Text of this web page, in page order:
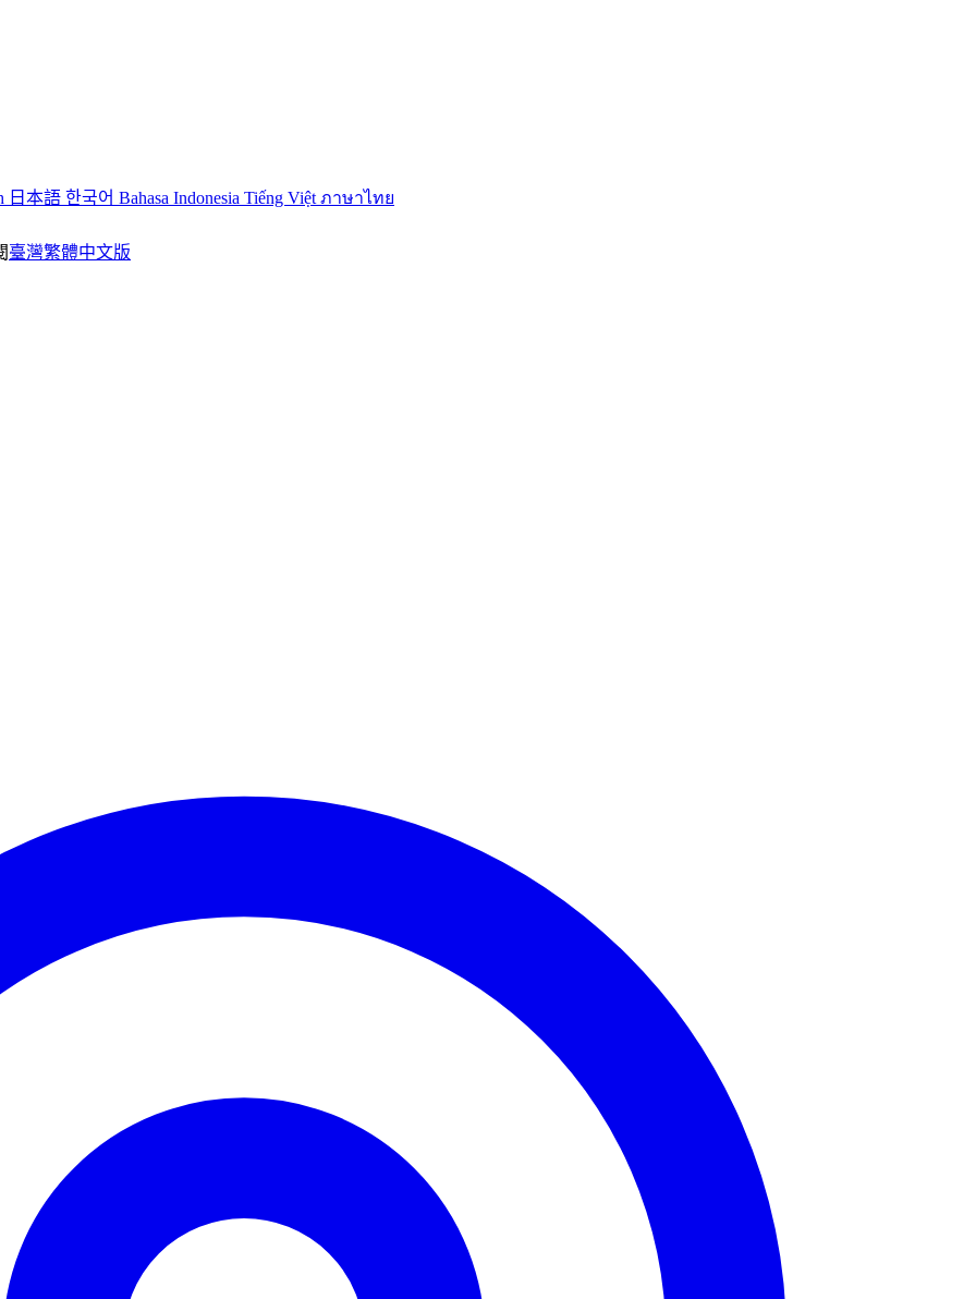
日本語 한국어 Bahasa Indonesia Tiếng Việt ภาษาไทย
臺灣繁體中文版